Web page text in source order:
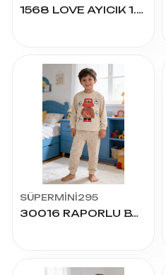
1568 LOVE AYICIK 1.2.3 YAŞ 2'Lİ TAKIM
SÜPERMİNİ295
30016 RAPORLU BABY HAPPY 4.5.6 YAŞ 2Lİ TAKIM